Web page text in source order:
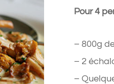
Pour 4
– 800g
– 2
–